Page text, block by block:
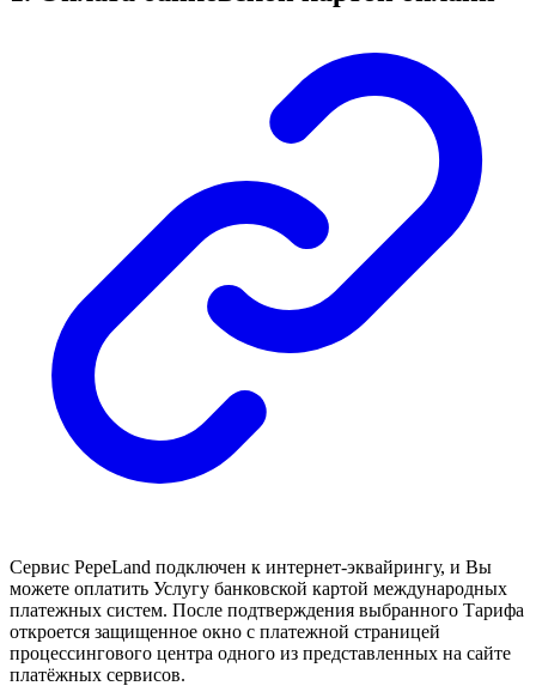
Cервис PepeLand подключен к интернет-эквайрингу, и Вы
можете оплатить Услугу банковской картой международных
платежных систем. После подтверждения выбранного Тарифа
откроется защищенное окно с платежной страницей
процессингового центра одного из представленных на сайте
платёжных сервисов.